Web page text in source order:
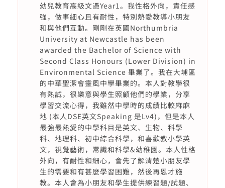
幼兒教育高級文憑Year1。我性格外向，責任感
強，做事細心且有耐性，特別熱愛教導小朋友
和與他們互動。剛剛在英國Northumbria
University at Newcastle has been
awarded the Bachelor of Science with
Second Class Honours (Lower Division) in
Environmental Science 畢業了。我在大埔區
的中華聖潔會靈風中學畢業的。本人對教學很
有熱誠，很樂意與學生照顧他們的學業，分享
學習交流心得，我雖然中學時的成績比較麻麻
地 (本人DSE英文Speaking 是Lv4)，但是本人
最強最熱愛的中學科目是英文、生物、科學
科、地理科、初中綜合科學，和喜歡教小學英
文，視覺藝術，常識和科學&幼稚園。本人性格
外向，有耐性和細心，會先了解清楚小朋友學
生的需要和有甚麼學習困難，然後再恩才施
教。本人會為小朋友和學生提供練習題/試題、